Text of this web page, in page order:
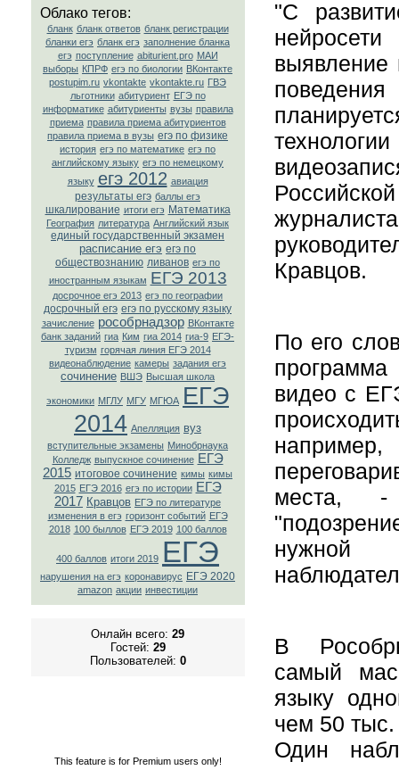
Облако тегов:
бланк бланк ответов бланк регистрации
бланки егэ бланк егэ заполнение бланка
егэ поступление abiturient.pro МАИ
выборы КПРФ егэ по биологии ВКонтакте
postupim.ru vkontakte vkontakte.ru ГВЭ
льготники абитуриент ЕГЭ по
информатике абитуриенты вузы правила
приема правила приема абитуриентов
правила приема в вузы егэ по физике
история егэ по математике егэ по
английскому языку егэ по немецкому
языку егэ 2012 авиация
результаты егэ баллы егэ
шкалирование итоги егэ Математика
География литература Английский язык
единый государственный экзамен
расписание егэ егэ по
обществознанию ливанов егэ по
иностранным языкам ЕГЭ 2013
досрочное егэ 2013 егэ по географии
досрочный егэ егэ по русскому языку
зачисление рособрнадзор ВКонтaкте
банк заданий гиа Ким гиа 2014 гиа-9 ЕГЭ-
туризм горячая линия ЕГЭ 2014
видеонаблюдение камеры задания егэ
сочинение ВШЭ Высшая школа
экономики МГЛУ МГУ МГЮА ЕГЭ
2014 Апелляция вуз
вступительные экзамены Минобрнаука
Колледж выпускное сочинение ЕГЭ
2015 итоговое сочинение кимы кимы
2015 ЕГЭ 2016 егэ по истории ЕГЭ
2017 Кравцов ЕГЭ по литературе
изменения в егэ горизонт событий ЕГЭ
2018 100 быллов ЕГЭ 2019 100 баллов
400 баллов итоги 2019 ЕГЭ
нарушения на егэ коронавирус ЕГЭ 2020
amazon акции инвестиции
Онлайн всего: 29
Гостей: 29
Пользователей: 0
This feature is for Premium users only!
"С
выявление
Кравцов.
По его
видео с
места, -
нужной
В
самый
языку
чем 50 тыс.
Один